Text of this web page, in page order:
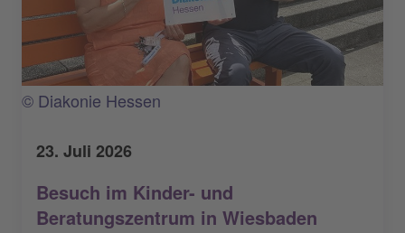
© Diakonie Hessen
23. Juli 2026
Besuch im Kinder- und
Beratungszentrum in Wiesbaden